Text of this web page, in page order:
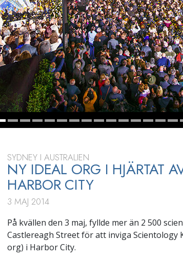
SYDNEY I AUSTRALIEN
NY IDEAL ORG I HJÄRTAT
HARBOR CITY
3 MAJ 2014
På kvällen den 3 maj, fyllde mer än 2 500
Castlereagh Street för att inviga Scientology
org) i Harbor City.